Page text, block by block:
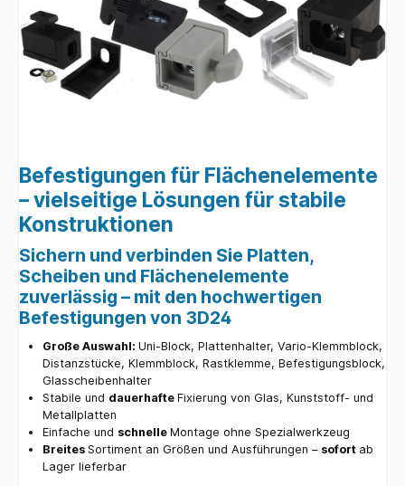
Befestigungen für Flächenelemente
– vielseitige Lösungen für stabile
Konstruktionen
Sichern und verbinden Sie Platten,
Scheiben und Flächenelemente
zuverlässig – mit den hochwertigen
Befestigungen von 3D24
Große Auswahl: Uni-Block, Plattenhalter, Vario-Klemmblock,
Distanzstücke, Klemmblock, Rastklemme, Befestigungsblock,
Glasscheibenhalter
Stabile und dauerhafte Fixierung von Glas, Kunststoff- und
Metallplatten
Einfache und schnelle Montage ohne Spezialwerkzeug
Breites Sortiment an Größen und Ausführungen – sofort ab
Lager lieferbar